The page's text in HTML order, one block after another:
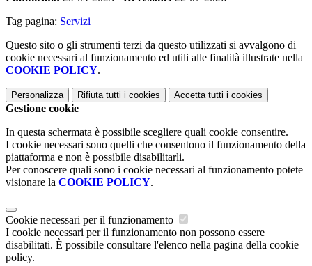
Tag pagina: Servizi
Questo sito o gli strumenti terzi da questo utilizzati si avvalgono di
cookie necessari al funzionamento ed utili alle finalità illustrate nella
COOKIE POLICY.
Personalizza Rifiuta tutti i cookies Accetta tutti i cookies
Gestione cookie
In questa schermata è possibile scegliere quali cookie consentire.
I cookie necessari sono quelli che consentono il funzionamento della
piattaforma e non è possibile disabilitarli.
Per conoscere quali sono i cookie necessari al funzionamento potete
visionare la COOKIE POLICY.
Cookie necessari per il funzionamento
I cookie necessari per il funzionamento non possono essere
disabilitati. È possibile consultare l'elenco nella pagina della cookie
policy.